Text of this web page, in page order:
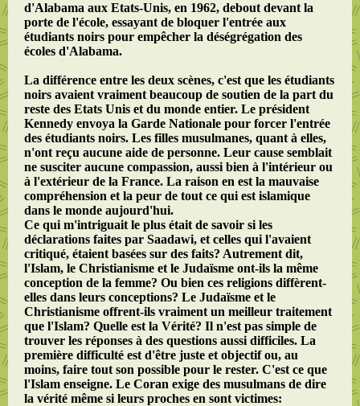
d'Alabama aux Etats-Unis, en 1962, debout devant la
porte de l'école, essayant de bloquer l'entrée aux
étudiants noirs pour empêcher la déségrégation des
écoles d'Alabama.
La différence entre les deux scènes, c'est que les étudiants
noirs avaient vraiment beaucoup de soutien de la part du
reste des Etats Unis et du monde entier. Le président
Kennedy envoya la Garde Nationale pour forcer l'entrée
des étudiants noirs. Les filles musulmanes, quant à elles,
n'ont reçu aucune aide de personne. Leur cause semblait
ne susciter aucune compassion, aussi bien à l'intérieur ou
à l'extérieur de la France. La raison en est la mauvaise
compréhension et la peur de tout ce qui est islamique
dans le monde aujourd'hui.
Ce qui m'intriguait le plus était de savoir si les
déclarations faites par Saadawi, et celles qui l'avaient
critiqué, étaient basées sur des faits? Autrement dit,
l'Islam, le Christianisme et le Judaïsme ont-ils la même
conception de la femme? Ou bien ces religions diffèrent-
elles dans leurs conceptions? Le Judaïsme et le
Christianisme offrent-ils vraiment un meilleur traitement
que l'Islam? Quelle est la Vérité? Il n'est pas simple de
trouver les réponses à des questions aussi difficiles. La
première difficulté est d'être juste et objectif ou, au
moins, faire tout son possible pour le rester. C'est ce que
l'Islam enseigne. Le Coran exige des musulmans de dire
la vérité même si leurs proches en sont victimes: